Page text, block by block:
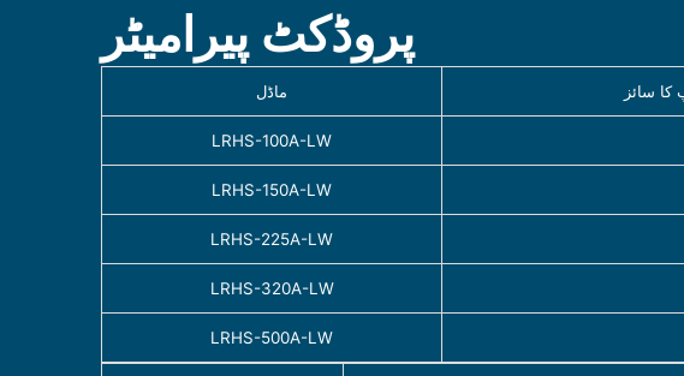
پروڈکٹ پیرامیٹر
ماڈل
LRHS-100A-LW
LRHS-150A-LW
LRHS-225A-LW
LRHS-320A-LW
LRHS-500A-LW